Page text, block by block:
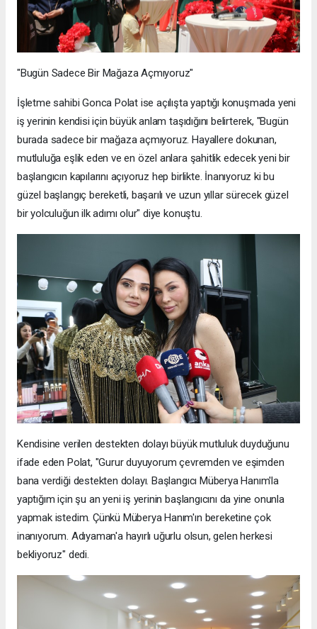
"Bugün Sadece Bir Mağaza Açmıyoruz"
İşletme sahibi Gonca Polat ise açılışta yaptığı konuşmada yeni
iş yerinin kendisi için büyük anlam taşıdığını belirterek, "Bugün
burada sadece bir mağaza açmıyoruz. Hayallere dokunan,
mutluluğa eşlik eden ve en özel anlara şahitlik edecek yeni bir
başlangıcın kapılarını açıyoruz hep birlikte. İnanıyoruz ki bu
güzel başlangıç bereketli, başarılı ve uzun yıllar sürecek güzel
bir yolculuğun ilk adımı olur" diye konuştu.
Kendisine verilen destekten dolayı büyük mutluluk duyduğunu
ifade eden Polat, "Gurur duyuyorum çevremden ve eşimden
bana verdiği destekten dolayı. Başlangıcı Müberya Hanım'la
yaptığım için şu an yeni iş yerinin başlangıcını da yine onunla
yapmak istedim. Çünkü Müberya Hanım'ın bereketine çok
inanıyorum. Adıyaman'a hayırlı uğurlu olsun, gelen herkesi
bekliyoruz" dedi.